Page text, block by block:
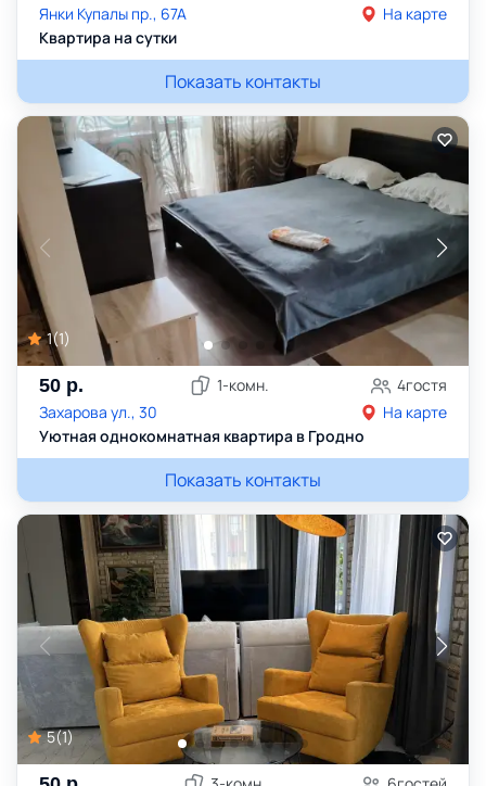
Янки Купалы пр., 67А
На карте
Квартира на сутки
Показать контакты
1(1)
50 р. 1-комн. 4гостя
Захарова ул., 30
На карте
Уютная однокомнатная квартира в Гродно
Показать контакты
5(1)